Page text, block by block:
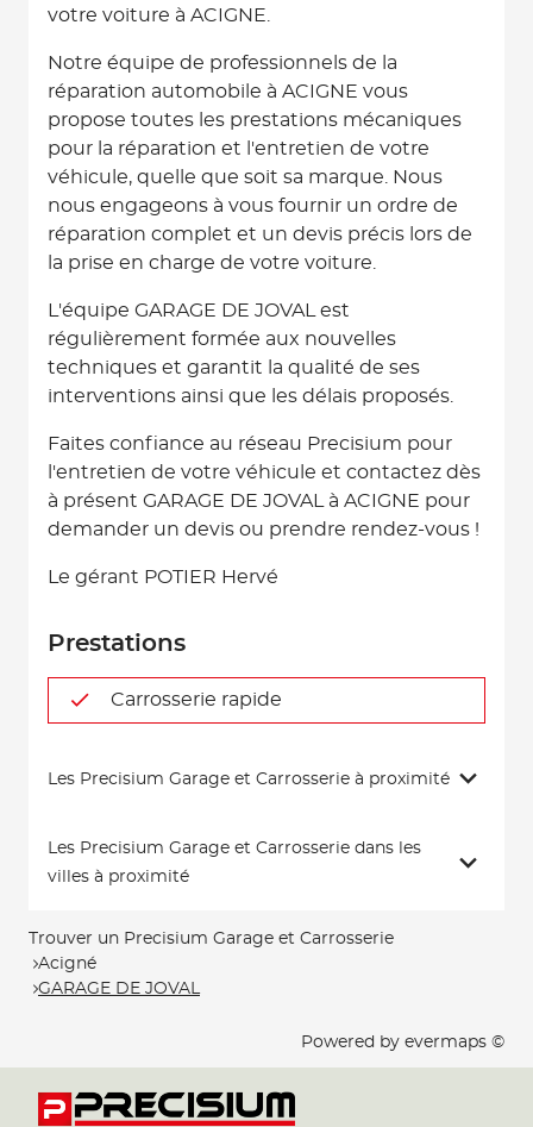
votre voiture à ACIGNE.
Notre équipe de professionnels de la
réparation automobile à ACIGNE vous
propose toutes les prestations mécaniques
pour la réparation et l'entretien de votre
véhicule, quelle que soit sa marque. Nous
nous engageons à vous fournir un ordre de
réparation complet et un devis précis lors de
la prise en charge de votre voiture.
L'équipe GARAGE DE JOVAL est
régulièrement formée aux nouvelles
techniques et garantit la qualité de ses
interventions ainsi que les délais proposés.
Faites confiance au réseau Precisium pour
l'entretien de votre véhicule et contactez dès
à présent GARAGE DE JOVAL à ACIGNE pour
demander un devis ou prendre rendez-vous !
Le gérant POTIER Hervé
Prestations
Carrosserie rapide
Les Precisium Garage et Carrosserie à proximité
Les Precisium Garage et Carrosserie dans les
villes à proximité
Trouver un Precisium Garage et Carrosserie
Acigné
GARAGE DE JOVAL
Powered by evermaps ©